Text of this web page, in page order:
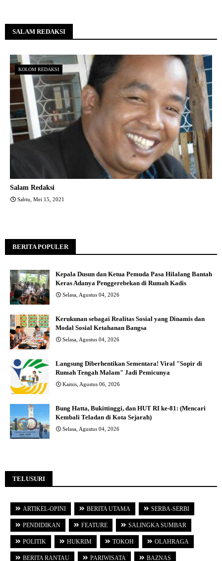
SALAM REDAKSI
KOLOM REDAKSI
Salam Redaksi
Sabtu, Mei 15, 2021
BERITA POPULER
Kepala Dusun dan Ketua Pemuda Pasa Hilalang Bantah
Keras Adanya Penggerebekan di Rumah Kadis
Selasa, Agustus 04, 2026
Kerukunan sebagai Realitas Sosial yang Dinamis dan
Modal Sosial Ketahanan Bangsa
Selasa, Agustus 04, 2026
Langsung Diberhentikan Sementara! Viral "Sopir di
Rumah Tengah Malam" Jadi Pemicunya
Kamis, Agustus 06, 2026
Bung Hatta, Bukittinggi, dan HUT RI ke-81: (Mencari
Kembali Teladan di Kota Sejarah)
Selasa, Agustus 04, 2026
TELUSURI
ARTIKEL-OPINI BERITA UTAMA SERBA-SERBI
PENDIDIKAN FEATURE SALINGKA SUMBAR
POLITIK HUKRIM TOKOH OLAHRAGA
BERITA RANTAU PARIWISATA BAZNAS